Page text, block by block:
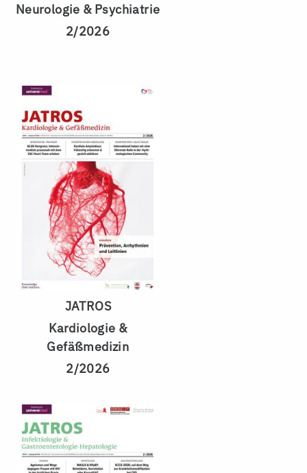
Neurologie & Psychiatrie
2/2026
JATROS
Kardiologie &
Gefäßmedizin
2/2026